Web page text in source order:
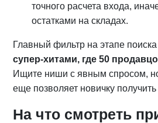
точного расчета входа,
остатками на складах.
Главный фильтр на этапе
супер-хитами, где 50
Ищите ниши с явным спросом,
еще позволяет новичку
На что смотреть